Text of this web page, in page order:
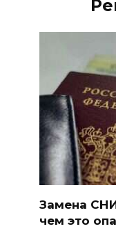
Замена
чем это